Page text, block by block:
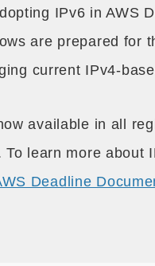
IPv6 in AWS
are prepared for
current IPv4-
available in all
learn more about
Deadline